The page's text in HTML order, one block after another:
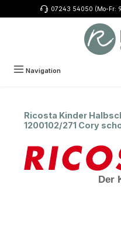
Zum Hauptinhalt springen
07243 54050 (Mo-Fr:
Navigation
Ricosta Kinder
1200102/271 Cory